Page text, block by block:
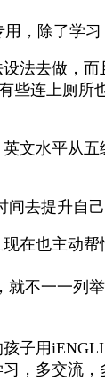
，除了学习
法去做，
些连上厕所
文水平从
去提升自己
在也主动
不一一列举
子用
，多交流，